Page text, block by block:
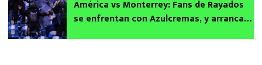
América vs Monterrey: Fans de Rayados
se enfrentan con Azulcremas, y arrancan